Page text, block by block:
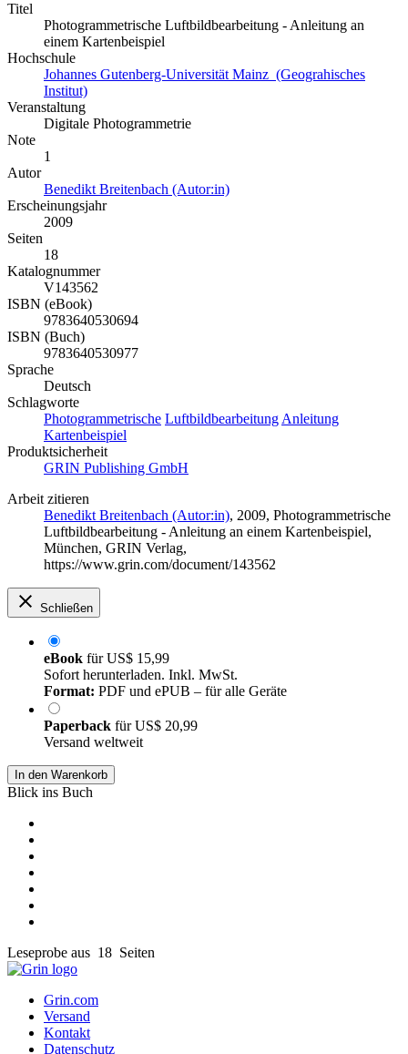
Titel
Photogrammetrische Luftbildbearbeitung - Anleitung an
einem Kartenbeispiel
Hochschule
Johannes Gutenberg-Universität Mainz (Geograhisches
Institut)
Veranstaltung
Digitale Photogrammetrie
Note
1
Autor
Benedikt Breitenbach (Autor:in)
Erscheinungsjahr
2009
Seiten
18
Katalognummer
V143562
ISBN (eBook)
9783640530694
ISBN (Buch)
9783640530977
Sprache
Deutsch
Schlagworte
Photogrammetrische Luftbildbearbeitung Anleitung
Kartenbeispiel
Produktsicherheit
GRIN Publishing GmbH
Arbeit zitieren
Benedikt Breitenbach (Autor:in), 2009, Photogrammetrische
Luftbildbearbeitung - Anleitung an einem Kartenbeispiel,
München, GRIN Verlag,
https://www.grin.com/document/143562
Schließen
eBook fürUS$ 15,99
Sofort herunterladen. Inkl. MwSt.
Format: PDF und ePUB – für alle Geräte
Paperback fürUS$ 20,99
Versand weltweit
In den Warenkorb
Blick ins Buch
Leseprobe aus 18 Seiten
Grin.com
Versand
Kontakt
Datenschutz